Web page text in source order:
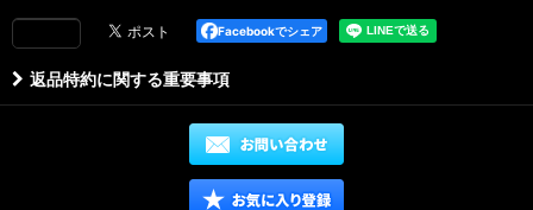
Facebookでシェア
返品特約に関する重要事項